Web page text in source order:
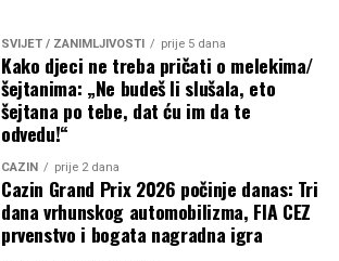
SVIJET / ZANIMLJIVOSTI prije 5 dana
Kako djeci ne treba pričati o melekima/
šejtanima: „Ne budeš li slušala, eto
šejtana po tebe, dat ću im da te
odvedu!“
CAZIN prije 2 dana
Cazin Grand Prix 2026 počinje danas: Tri
dana vrhunskog automobilizma, FIA CEZ
prvenstvo i bogata nagradna igra